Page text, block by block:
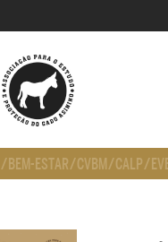
/ BEM-ESTAR/CVBM/CALP/